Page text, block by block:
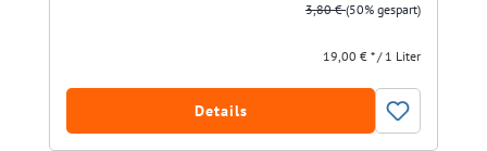
3,80 €(50% gespart)
19,00 € * / 1 Liter
Details